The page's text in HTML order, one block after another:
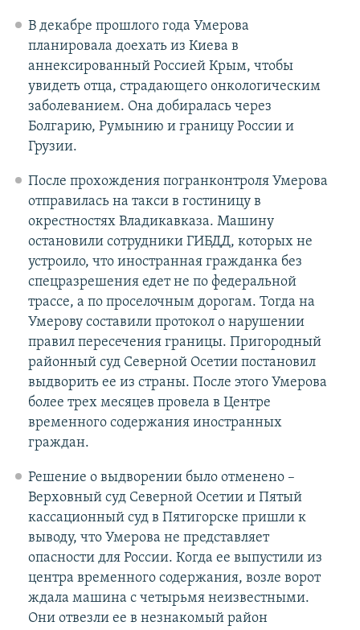
В декабре прошлого года Умерова
планировала доехать из Киева в
аннексированный Россией Крым, чтобы
увидеть отца, страдающего онкологическим
заболеванием. Она добиралась через
Болгарию, Румынию и границу России и
Грузии.
После прохождения погранконтроля Умерова
отправилась на такси в гостиницу в
окрестностях Владикавказа. Машину
остановили сотрудники ГИБДД, которых не
устроило, что иностранная гражданка без
спецразрешения едет не по федеральной
трассе, а по проселочным дорогам. Тогда на
Умерову составили протокол о нарушении
правил пересечения границы. Пригородный
районный суд Северной Осетии постановил
выдворить ее из страны. После этого Умерова
более трех месяцев провела в Центре
временного содержания иностранных
граждан.
Решение о выдворении было отменено –
Верховный суд Северной Осетии и Пятый
кассационный суд в Пятигорске пришли к
выводу, что Умерова не представляет
опасности для России. Когда ее выпустили из
центра временного содержания, возле ворот
ждала машина с четырьмя неизвестными.
Они отвезли ее в незнакомый район